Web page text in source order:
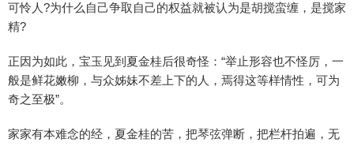
可怜人?为什么自己争取自己的权益就被认为是胡搅蛮缠，是搅家
精?
正因为如此，宝玉见到夏金桂后很奇怪：“举止形容也不怪厉，一
般是鲜花嫩柳，与众姊妹不差上下的人，焉得这等样情性，可为
奇之至极”。
家家有本难念的经，夏金桂的苦，把琴弦弹断，把栏杆拍遍，无